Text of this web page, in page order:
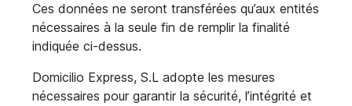
Ces données ne seront transférées qu’aux entités
nécessaires à la seule fin de remplir la finalité
indiquée ci-dessus.
Domicilio Express, S.L adopte les mesures
nécessaires pour garantir la sécurité, l’intégrité et